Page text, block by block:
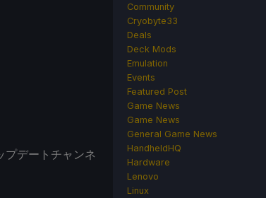
プデートチャンネ
Community
Cryobyte33
Deals
Deck Mods
Emulation
Events
Featured Post
Game News
Game News
General Game News
HandheldHQ
Hardware
Lenovo
Linux